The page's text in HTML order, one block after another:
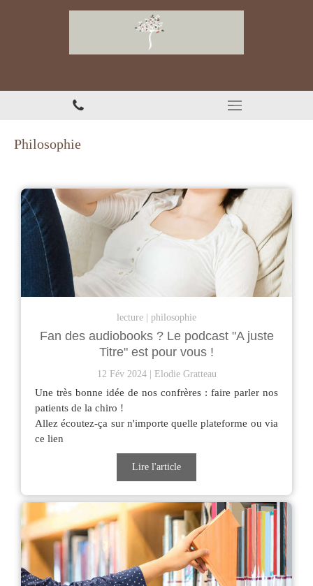
Philosophie
lecture philosophie
Fan des audiobooks ? Le podcast "A juste
Titre" est pour vous !
12 Fév 2024 Elodie Gratteau
Une très bonne idée de nos confrères : faire parler nos
patients de la chiro !
Allez écoutez-ça sur n'importe quelle plateforme ou via
ce lien
Lire l'article